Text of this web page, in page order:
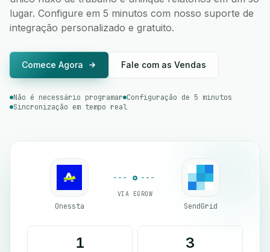
lugar. Configure em 5 minutos com nosso suporte de
integração personalizado e gratuito.
Comece Agora Fale com as Vendas
Não é necessário programar Configuração de 5 minutos
Sincronização em tempo real
Onessta
VIA EGROW
SendGrid
1 3